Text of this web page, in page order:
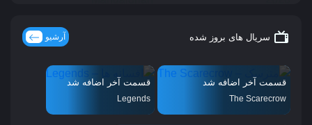
سریال های بروز شده آرشیو
قسمت آخر اضافه شد
The Scarecrow
قسمت آخر اضافه شد
Legends